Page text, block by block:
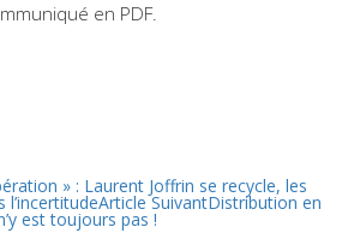
en PDF.
» : Laurent Joffrin se recycle, les
Article SuivantDistribution en
est toujours pas !